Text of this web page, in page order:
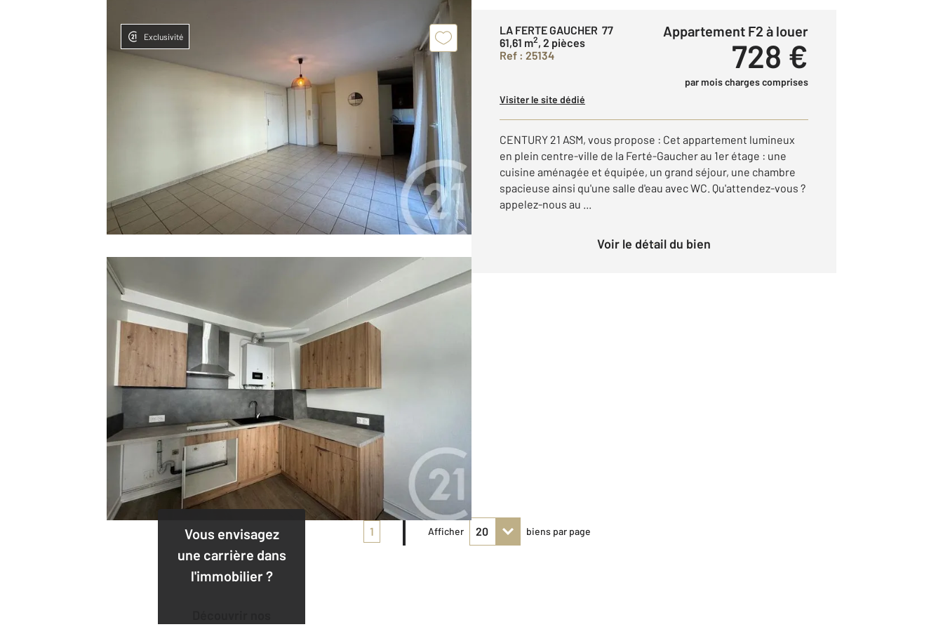
Exclusivité
LA FERTE GAUCHER 77
61,61 m2, 2 pièces
Ref : 25134
Appartement F2 à louer
728 €
par mois charges comprises
Visiter le site dédié
CENTURY 21 ASM, vous propose : Cet appartement lumineux
en plein centre-ville de la Ferté-Gaucher au 1er étage : une
cuisine aménagée et équipée, un grand séjour, une chambre
spacieuse ainsi qu'une salle d'eau avec WC. Qu'attendez-vous ?
appelez-nous au ...
Voir le détail du bien
Vous envisagez
une carrière dans
l'immobilier ?
1 Afficher biens par page